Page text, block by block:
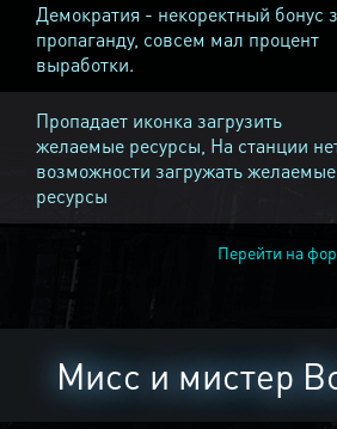
Демократия - некоректный бонус
пропаганду, совсем мал процент
выработки.
Пропадает иконка загрузить
желаемые ресурсы, На станции
возможности загружать желаемые
ресурсы
Перейти на
Мисс и мистер